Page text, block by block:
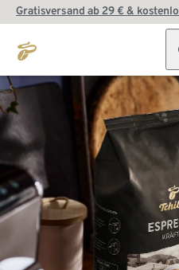
Gratisversand ab 29 € &